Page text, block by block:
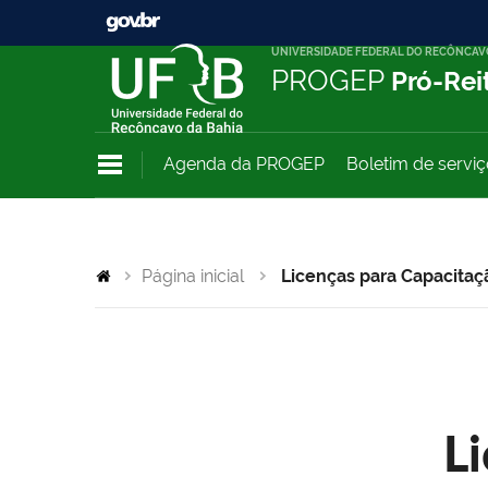
UNIVERSIDADE FEDERAL DO
PROGEP Pró-
Agenda da PROGEP Boletim de
Página inicial Licenças para